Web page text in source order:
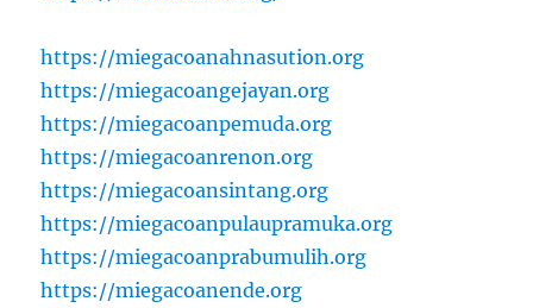
https://miegacoanahnasution.org
https://miegacoangejayan.org
https://miegacoanpemuda.org
https://miegacoanrenon.org
https://miegacoansintang.org
https://miegacoanpulaupramuka.org
https://miegacoanprabumulih.org
https://miegacoanende.org